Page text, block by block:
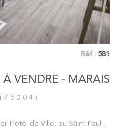
Réf : 581
VENDRE - MARAIS
Hotêl de Ville, ou Saint Paul -